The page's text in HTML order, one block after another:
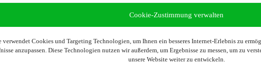
Cookie-Zustimmung verwalten
verwendet Cookies und Targeting Technologien, um Ihnen ein besseres Internet-Erlebnis zu
anzupassen. Diese Technologien nutzen wir außerdem, um Ergebnisse zu messen, um zu
unsere Website weiter zu entwickeln.
Wir brauchen Ihre
diesen Inhalt darzustellen, aktivieren Sie bitte die Cookies. Es werden ggf.